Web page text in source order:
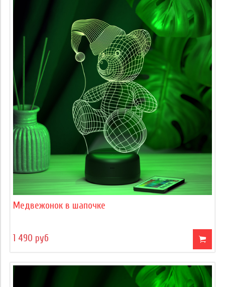
Медвежонок в шапочке
1 490 руб